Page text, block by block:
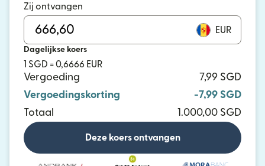
Zij ontvangen
EUR
Dagelijkse koers
1 SGD = 0,6666 EUR
Vergoeding
7,99 SGD
Vergoedingskorting
-7,99 SGD
Totaal
1.000,00 SGD
Deze koers ontvangen